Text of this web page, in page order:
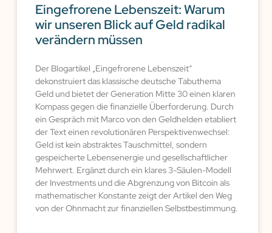
Eingefrorene Lebenszeit: Warum
wir unseren Blick auf Geld radikal
verändern müssen
Der Blogartikel „Eingefrorene Lebenszeit“
dekonstruiert das klassische deutsche Tabuthema
Geld und bietet der Generation Mitte 30 einen klaren
Kompass gegen die finanzielle Überforderung. Durch
ein Gespräch mit Marco von den Geldhelden etabliert
der Text einen revolutionären Perspektivenwechsel:
Geld ist kein abstraktes Tauschmittel, sondern
gespeicherte Lebensenergie und gesellschaftlicher
Mehrwert. Ergänzt durch ein klares 3-Säulen-Modell
der Investments und die Abgrenzung von Bitcoin als
mathematischer Konstante zeigt der Artikel den Weg
von der Ohnmacht zur finanziellen Selbstbestimmung.